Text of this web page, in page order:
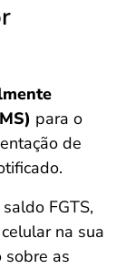
para o
de
FGTS,
na sua
sobre as